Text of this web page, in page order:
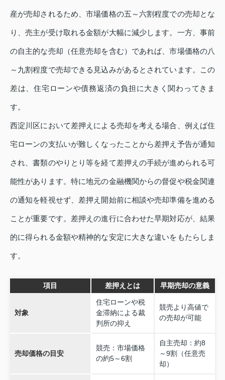
産が売却されるため、市場価格の五～六割程度での売却とな
り、売主が受け取れる金額が大幅に減少します。一方、事前
の自主的な売却（任意売却を含む）であれば、市場価格の八
～九割程度で売却できる見込みがあるとされています。この
差は、住宅ローンや債務返済の負担に大きく関わってきま
す。
西淀川区において差押えによる売却を考える場合、例えば住
宅ローンの支払いが難しくなったことから差押え予告が通知
され、書類のやりとり等を経て差押えの手続が進められる可
能性があります。特に地元の金融機関からの督促や税金関連
の通知を軽視せず、差押え開始前に相談や売却準備を進める
ことが重要です。差押えの進行に合わせた早期対応が、結果
的に得られる金額や精神的な安定に大きな違いをもたらしま
す。
項目 差押えとは 早期売却の意義
対象
住宅ローンや税
金滞納による裁
判所の抑え
競売より高値で
の売却が可能
売却価格の目安
競売：市場価格
の約5～6割
自主売却：約8
～9割（任意売
却）